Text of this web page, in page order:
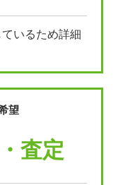
いるため詳細
望
査定